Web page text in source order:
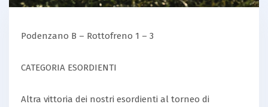
Podenzano B – Rottofreno 1 – 3
CATEGORIA ESORDIENTI
Altra vittoria dei nostri esordienti al torneo di